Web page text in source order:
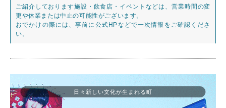
ご紹介しております施設・飲食店・イベントなどは、営業時間の変
更や休業または中止の可能性がございます。
おでかけの際には、事前に公式HPなどで一次情報をご確認くださ
い。
日々新しい文化が生まれる町